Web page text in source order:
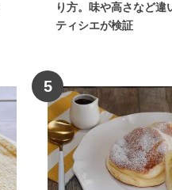
り方。味や高さなど違
ティシエが検証
5